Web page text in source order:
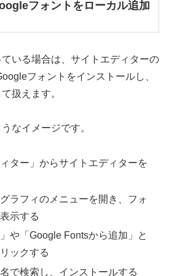
フォントをローカル追加
いる場合は、サイトエディターの
フォントをインストールし、
扱えます。
なイメージです。
ター」からサイトエディターを
ラフィのメニューを開き、フォ
示する
や「Google Fontsから追加」と
ックする
で検索し、インストールする